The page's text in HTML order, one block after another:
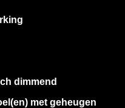
dimmend
met geheugen